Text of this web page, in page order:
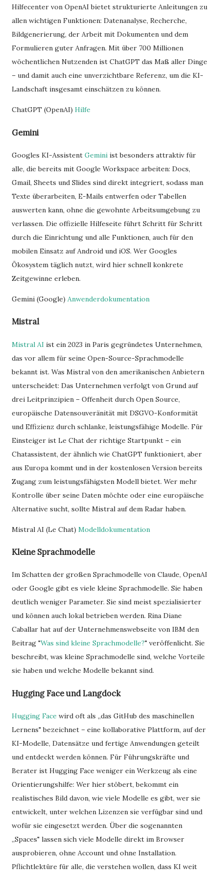
Hilfecenter von OpenAI bietet strukturierte Anleitungen zu
allen wichtigen Funktionen: Datenanalyse, Recherche,
Bildgenerierung, der Arbeit mit Dokumenten und dem
Formulieren guter Anfragen. Mit über 700 Millionen
wöchentlichen Nutzenden ist ChatGPT das Maß aller Dinge
– und damit auch eine unverzichtbare Referenz, um die KI-
Landschaft insgesamt einschätzen zu können.
ChatGPT (OpenAI) Hilfe
Gemini
Googles KI-Assistent Gemini ist besonders attraktiv für
alle, die bereits mit Google Workspace arbeiten: Docs,
Gmail, Sheets und Slides sind direkt integriert, sodass man
Texte überarbeiten, E-Mails entwerfen oder Tabellen
auswerten kann, ohne die gewohnte Arbeitsumgebung zu
verlassen. Die offizielle Hilfeseite führt Schritt für Schritt
durch die Einrichtung und alle Funktionen, auch für den
mobilen Einsatz auf Android und iOS. Wer Googles
Ökosystem täglich nutzt, wird hier schnell konkrete
Zeitgewinne erleben.
Gemini (Google) Anwenderdokumentation
Mistral
Mistral AI ist ein 2023 in Paris gegründetes Unternehmen,
das vor allem für seine Open-Source-Sprachmodelle
bekannt ist. Was Mistral von den amerikanischen Anbietern
unterscheidet: Das Unternehmen verfolgt von Grund auf
drei Leitprinzipien – Offenheit durch Open Source,
europäische Datensouveränität mit DSGVO-Konformität
und Effizienz durch schlanke, leistungsfähige Modelle. Für
Einsteiger ist Le Chat der richtige Startpunkt – ein
Chatassistent, der ähnlich wie ChatGPT funktioniert, aber
aus Europa kommt und in der kostenlosen Version bereits
Zugang zum leistungsfähigsten Modell bietet. Wer mehr
Kontrolle über seine Daten möchte oder eine europäische
Alternative sucht, sollte Mistral auf dem Radar haben.
Mistral AI (Le Chat) Modelldokumentation
Kleine Sprachmodelle
Im Schatten der großen Sprachmodelle von Claude, OpenAI
oder Google gibt es viele kleine Sprachmodelle. Sie haben
deutlich weniger Parameter. Sie sind meist spezialisierter
und können auch lokal betrieben werden. Rina Diane
Caballar hat auf der Unternehmenswebseite von IBM den
Beitrag "Was sind kleine Sprachmodelle?" veröffenlicht. Sie
beschreibt, was kleine Sprachmodelle sind, welche Vorteile
sie haben und welche Modelle bekannt sind.
Hugging Face und Langdock
Hugging Face wird oft als „das GitHub des maschinellen
Lernens" bezeichnet – eine kollaborative Plattform, auf der
KI-Modelle, Datensätze und fertige Anwendungen geteilt
und entdeckt werden können. Für Führungskräfte und
Berater ist Hugging Face weniger ein Werkzeug als eine
Orientierungshilfe: Wer hier stöbert, bekommt ein
realistisches Bild davon, wie viele Modelle es gibt, wer sie
entwickelt, unter welchen Lizenzen sie verfügbar sind und
wofür sie eingesetzt werden. Über die sogenannten
„Spaces" lassen sich viele Modelle direkt im Browser
ausprobieren, ohne Account und ohne Installation.
Pflichtlektüre für alle, die verstehen wollen, dass KI weit